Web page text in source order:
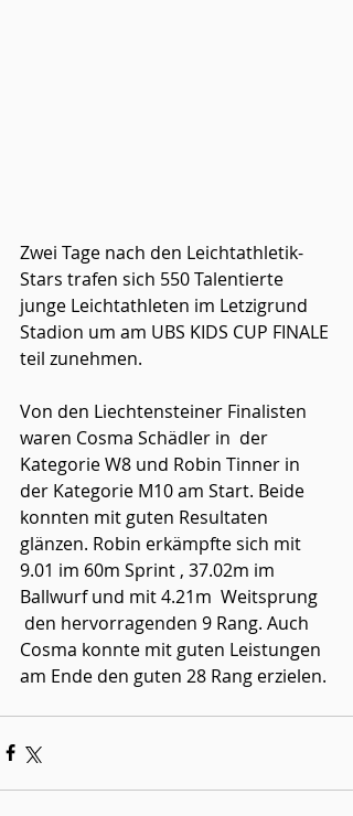
Zwei Tage nach den Leichtathletik-
Stars trafen sich 550 Talentierte
junge Leichtathleten im Letzigrund
Stadion um am UBS KIDS CUP FINALE
teil zunehmen.
Von den Liechtensteiner Finalisten
waren Cosma Schädler in  der
Kategorie W8 und Robin Tinner in
der Kategorie M10 am Start. Beide
konnten mit guten Resultaten
glänzen. Robin erkämpfte sich mit
9.01 im 60m Sprint , 37.02m im
Ballwurf und mit 4.21m  Weitsprung
den hervorragenden 9 Rang. Auch
Cosma konnte mit guten Leistungen
am Ende den guten 28 Rang erzielen.